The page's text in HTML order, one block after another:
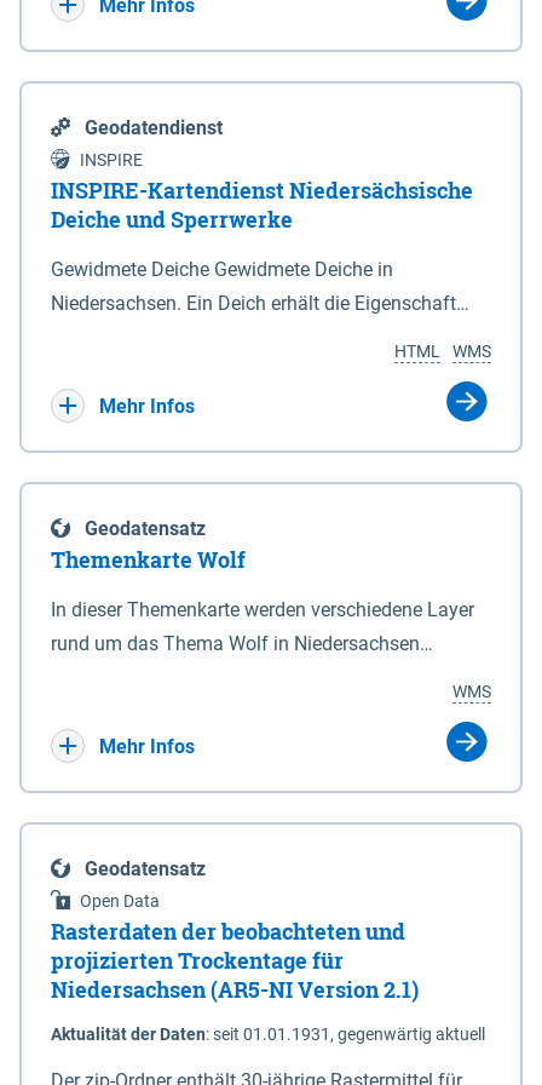
Mehr Infos
Geodatendienst
INSPIRE
INSPIRE-Kartendienst Niedersächsische
Deiche und Sperrwerke
Gewidmete Deiche Gewidmete Deiche in
Niedersachsen. Ein Deich erhält die Eigenschaft
Deichbehörde durch Verordnung ausspricht. Für
enthalten. Sperrwerke Sperrwerke sind Bauwerke
mit Sperrvorrichtungen in Tidegewässern, die dem
Schutz eines Gebietes vor erhöhten Tiden, vor allem
vor Sturmfluten, zu dienen bestimmt sind (§2 Abs.3
Eigenschaft eines Sperrwerkes durch Widmung, die
die Deichbehörde durch Verordnung ausspricht.
WMS
HTML
Mehr Infos
Geodatensatz
Themenkarte Wolf
In dieser Themenkarte werden verschiedene Layer
rund um das Thema Wolf in Niedersachsen
sowie Status der bestehenden Wolfsterritorien im
laufenden Monitoringjahr.
WMS
Mehr Infos
Geodatensatz
Open Data
Rasterdaten der beobachteten und
projizierten Trockentage für
Niedersachsen (AR5-NI Version 2.1)
Aktualität der Daten:seit 01.01.1931, gegenwärtig aktuell